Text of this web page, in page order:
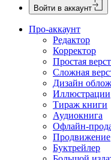
Войти в аккаунт
Про-аккаунт
Редактор
Корректор
Простая
Сложная
Дизайн
Иллюстрации
Тираж книги
Аудиокнига
Офлайн-
Продвижение
Буктрейлер